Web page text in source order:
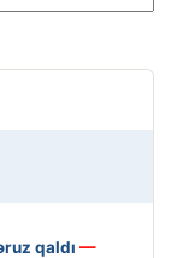
qaldı —